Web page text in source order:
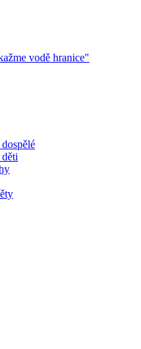
vodě hranice"